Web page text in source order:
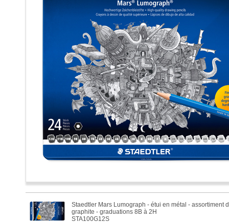
Staedtler Mars Lumograph - étui en métal - assortiment
graphite - graduations 8B à 2H
STA100G12S